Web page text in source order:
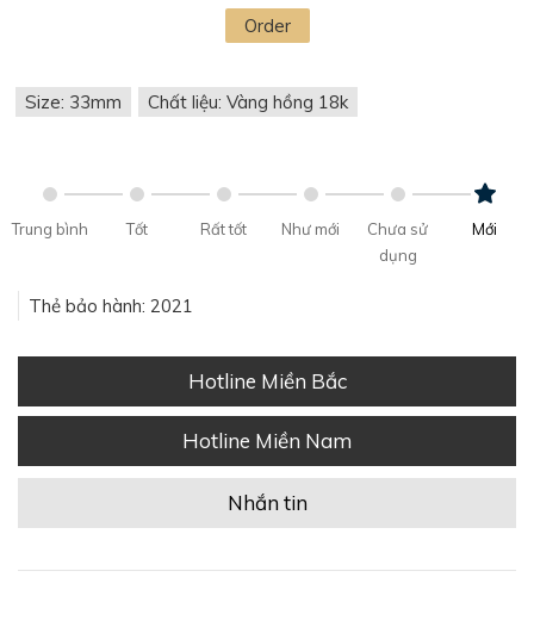
Order
Size: 33mm Chất liệu: Vàng hồng 18k
Trung bình Tốt Rất tốt Như mới
Chưa sử
dụng
Mới
Thẻ bảo hành: 2021
Hotline Miền Bắc
Hotline Miền Nam
Nhắn tin